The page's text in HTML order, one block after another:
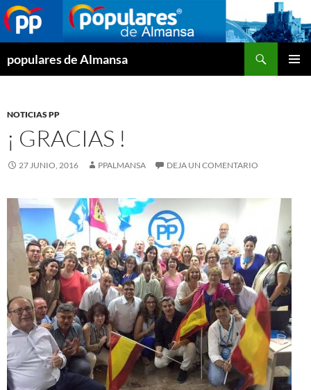
populares de Almansa
NOTICIAS PP
¡ GRACIAS !
27 JUNIO, 2016 PPALMANSA DEJA UN COMENTARIO